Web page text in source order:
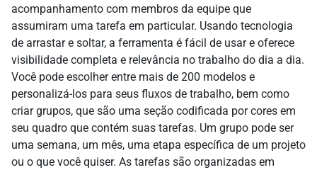
acompanhamento com membros da equipe que
assumiram uma tarefa em particular. Usando tecnologia
de arrastar e soltar, a ferramenta é fácil de usar e oferece
visibilidade completa e relevância no trabalho do dia a dia.
Você pode escolher entre mais de 200 modelos e
personalizá-los para seus fluxos de trabalho, bem como
criar grupos, que são uma seção codificada por cores em
seu quadro que contém suas tarefas. Um grupo pode ser
uma semana, um mês, uma etapa específica de um projeto
ou o que você quiser. As tarefas são organizadas em